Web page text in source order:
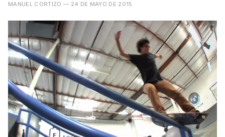
MANUEL CORTIZO — 24 DE MAYO DE 2015